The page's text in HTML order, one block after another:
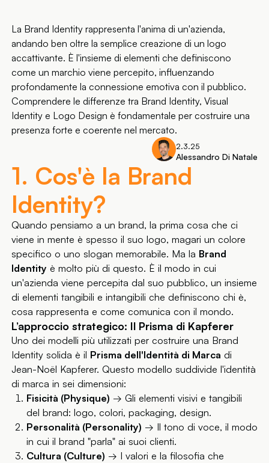
La Brand Identity rappresenta l'anima di un'azienda,
andando ben oltre la semplice creazione di un logo
accattivante. È l'insieme di elementi che definiscono
come un marchio viene percepito, influenzando
profondamente la connessione emotiva con il pubblico.
Comprendere le differenze tra Brand Identity, Visual
Identity e Logo Design è fondamentale per costruire una
presenza forte e coerente nel mercato.
2.3.25
Alessandro Di Natale
1. Cos'è la Brand
Identity?
Quando pensiamo a un brand, la prima cosa che ci
viene in mente è spesso il suo logo, magari un colore
specifico o uno slogan memorabile. Ma la Brand
Identity è molto più di questo. È il modo in cui
un'azienda viene percepita dal suo pubblico, un insieme
di elementi tangibili e intangibili che definiscono chi è,
cosa rappresenta e come comunica con il mondo.
L’approccio strategico: Il Prisma di Kapferer
Uno dei modelli più utilizzati per costruire una Brand
Identity solida è il Prisma dell'Identità di Marca di
Jean-Noël Kapferer. Questo modello suddivide l'identità
di marca in sei dimensioni:
Fisicità (Physique) → Gli elementi visivi e tangibili
del brand: logo, colori, packaging, design.
Personalità (Personality) → Il tono di voce, il modo
in cui il brand "parla" ai suoi clienti.
Cultura (Culture) → I valori e la filosofia che